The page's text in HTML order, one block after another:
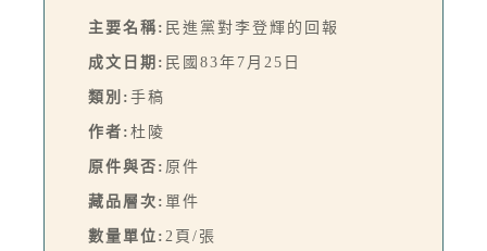
主要名稱: 民進黨對李登輝的回報
成文日期: 民國83年7月25日
類別: 手稿
作者: 杜陵
原件與否: 原件
藏品層次: 單件
數量單位: 2頁/張